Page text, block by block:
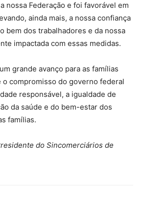
nossa Federação e foi favorável em
ainda mais, a nossa confiança
bem dos trabalhadores e da nossa
impactada com essas medidas.
grande avanço para as famílias
compromisso do governo federal
responsável, a igualdade de
da saúde e do bem-estar dos
famílias.
do Sincomerciários de